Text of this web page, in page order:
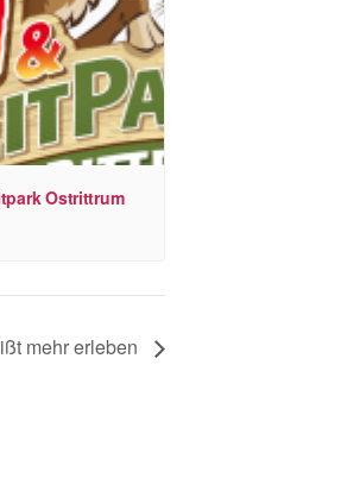
Ostrittrum
mehr erleben